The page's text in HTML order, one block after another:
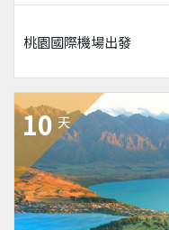
桃園國際機場出發
10 天